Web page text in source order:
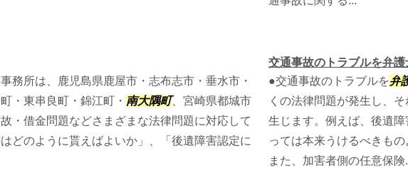
務所は、鹿児島県鹿屋市・志布志市・垂水市・
・東串良町・錦江町・ 南大隅町、宮崎県都城市
・借金問題などさまざまな法律問題に対応して
どのように貰えばよいか」、「後遺障害認定に
交通事故のトラブルを弁
●交通事故のトラブルを弁
くの法律問題が発生し、
生じます。例えば、後遺
っては本来うけるべきも
また、加害者側の任意保険